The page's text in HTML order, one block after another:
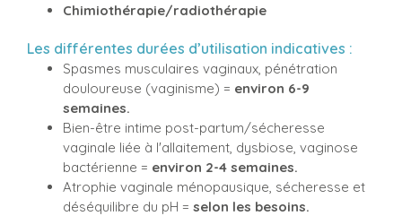
Chimiothérapie/radiothérapie
Les différentes durées d’utilisation indicatives :
Spasmes musculaires vaginaux, pénétration
douloureuse (vaginisme) = environ 6-9
semaines.
Bien-être intime post-partum/sécheresse
vaginale liée à l'allaitement, dysbiose, vaginose
bactérienne = environ 2-4 semaines.
Atrophie vaginale ménopausique, sécheresse et
déséquilibre du pH = selon les besoins.